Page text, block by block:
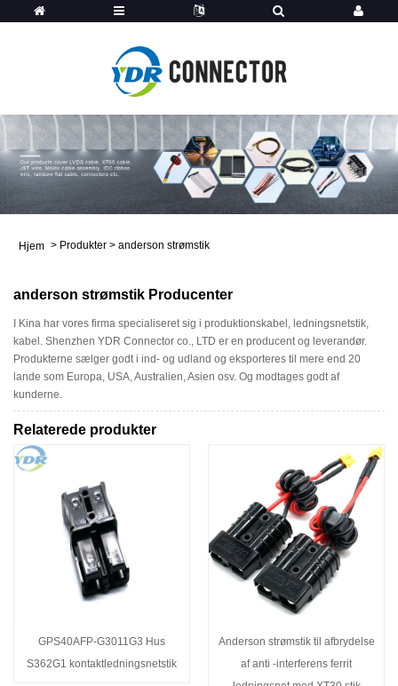
Hjem > Produkter > anderson strømstik
anderson strømstik Producenter
I Kina har vores firma specialiseret sig i produktionskabel, ledningsnetstik,
kabel. Shenzhen YDR Connector co., LTD er en producent og leverandør.
Produkterne sælger godt i ind- og udland og eksporteres til mere end 20
lande som Europa, USA, Australien, Asien osv. Og modtages godt af
kunderne.
Relaterede produkter
GPS40AFP-G3011G3 Hus
S362G1 kontaktledningsnetstik
Anderson strømstik til afbrydelse
af anti -interferens ferrit